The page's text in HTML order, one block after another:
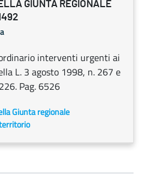
GIUNTA REGIONALE
interventi urgenti ai
L. 3 agosto 1998, n. 267 e
Pag. 6526
Giunta regionale